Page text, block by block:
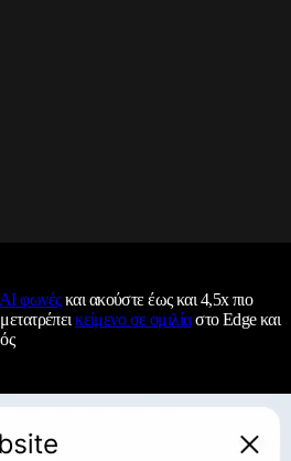
AI φωνέςκαι ακούστε έως και 4,5x πιο
κείμενο σε ομιλίαστο Edge και